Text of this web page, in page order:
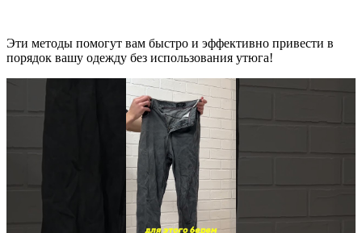
Эти методы помогут вам быстро и эффективно привести в
порядок вашу одежду без использования утюга!